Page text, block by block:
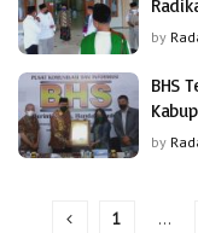
by
BHS
by
1 …